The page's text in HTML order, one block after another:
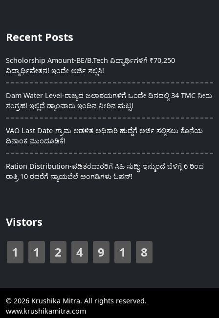
Recent Posts
Scholorship Amount-BE/B.Tech ವಿದ್ಯಾರ್ಥಿಗಳಿಗೆ ₹70,250
ವಿದ್ಯಾರ್ಥಿವೇತನ! ಇಂದೇ ಅರ್ಜಿ ಸಲ್ಲಿಸಿ!
Dam Water Level-ರಾಜ್ಯದ ಜಲಾಶಯಗಳಿಗೆ ಒಂದೇ ದಿನದಲ್ಲಿ 34 TMC ನೀರು
ಸಂಗ್ರಹ! ಇಲ್ಲಿದೆ ಡ್ಯಾಂವಾರು ಇಂದಿನ ನೀರಿನ ಮಟ್ಟ!
VAO Last Date-ಗ್ರಾಮ ಆಡಳಿತ ಅಧಿಕಾರಿ ಹುದ್ದೆಗೆ ಅರ್ಜಿ ಸಲ್ಲಿಸಲು ಕೊನೆಯ
ದಿನಾಂಕ ಮುಂದೂಡಿಕೆ!
Ration Distribution-ಪಡಿತರದಾರರಿಗೆ ಸಿಹಿ ಸುದ್ದಿ: ಇನ್ಮುಂದೆ ಬೆಳಿಗ್ಗೆ 6 ರಿಂದ
ರಾತ್ರಿ 10 ರವರೆಗೆ ನ್ಯಾಯಬೆಲೆ ಅಂಗಡಿಗಳು ಓಪನ್!
Vistors
1 1 2 4 9 1 8
© 2026 Krushika Mitra. All rights reserved.
www.krushikamitra.com